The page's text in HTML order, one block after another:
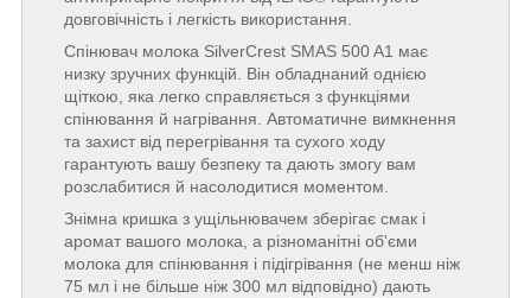
довговічність і легкість використання.
Спінювач молока SilverCrest SMAS 500 A1 має
низку зручних функцій. Він обладнаний однією
щіткою, яка легко справляється з функціями
спінювання й нагрівання. Автоматичне вимкнення
та захист від перегрівання та сухого ходу
гарантують вашу безпеку та дають змогу вам
розслабитися й насолодитися моментом.
Знімна кришка з ущільнювачем зберігає смак і
аромат вашого молока, а різноманітні об'єми
молока для спінювання і підігрівання (не менш ніж
75 мл і не більше ніж 300 мл відповідно) дають